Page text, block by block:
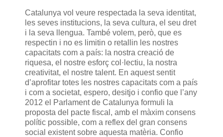
Catalunya vol veure respectada la seva identitat,
les seves institucions, la seva cultura, el seu dret
i la seva llengua. També volem, però, que es
respectin i no es limitin o retallin les nostres
capacitats com a país: la nostra creació de
riquesa, el nostre esforç col·lectiu, la nostra
creativitat, el nostre talent. En aquest sentit
d’aprofitar totes les nostres capacitats com a país
i com a societat, espero, desitjo i confio que l’any
2012 el Parlament de Catalunya formuli la
proposta del pacte fiscal, amb el màxim consens
polític possible, com a reflex del gran consens
social existent sobre aquesta matèria. Confio